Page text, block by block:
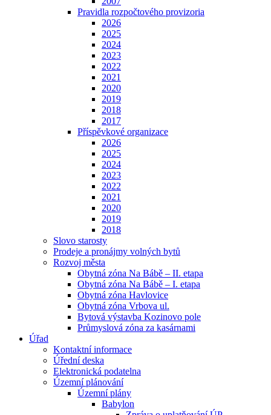
Pravidla rozpočtového provizoria
2026
2025
2024
2023
2022
2021
2020
2019
2018
2017
Příspěvkové organizace
2026
2025
2024
2023
2022
2021
2020
2019
2018
Slovo starosty
Prodeje a pronájmy volných bytů
Rozvoj města
Obytná zóna Na Bábě – II. etapa
Obytná zóna Na Bábě – I. etapa
Obytná zóna Havlovice
Obytná zóna Vrbova ul.
Bytová výstavba Kozinovo pole
Průmyslová zóna za kasárnami
Úřad
Kontaktní informace
Úřední deska
Elektronická podatelna
Územní plánování
Územní plány
Babylon